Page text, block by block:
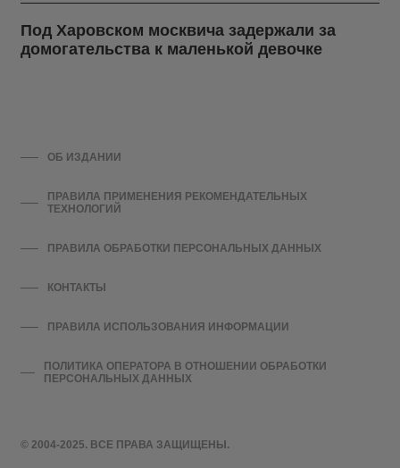
Под Харовском москвича задержали за
домогательства к маленькой девочке
© 2004-2025. ВСЕ ПРАВА ЗАЩИЩЕНЫ.
ОБ ИЗДАНИИ
ПРАВИЛА ПРИМЕНЕНИЯ РЕКОМЕНДАТЕЛЬНЫХ
ТЕХНОЛОГИЙ
ПРАВИЛА ОБРАБОТКИ ПЕРСОНАЛЬНЫХ ДАННЫХ
КОНТАКТЫ
ПРАВИЛА ИСПОЛЬЗОВАНИЯ ИНФОРМАЦИИ
ПОЛИТИКА ОПЕРАТОРА В ОТНОШЕНИИ ОБРАБОТКИ
ПЕРСОНАЛЬНЫХ ДАННЫХ